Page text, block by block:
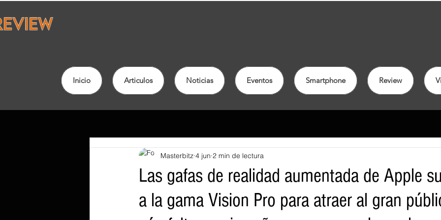
Inicio Articulos Noticias Eventos Smartphone Review
Las gafas de realidad aumentada de Apple
a la gama Vision Pro para atraer al gran
Masterbitz 4 jun 2 min de lectura